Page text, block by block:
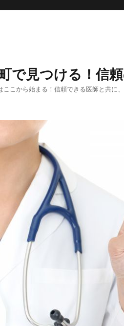
で見つける！信
ここから始まる！信頼できる医師と共に